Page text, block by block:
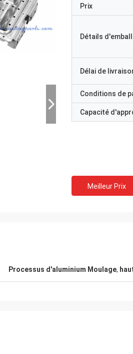
Prix
Détails
Délai de
Conditions de
Capacité
Meilleur Prix
Processus d'aluminium Moulage,